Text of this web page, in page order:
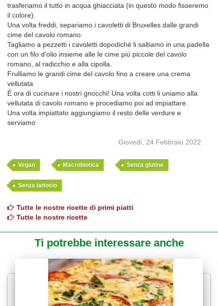
trasferiamo il tutto in acqua ghiacciata (in questo modo fisseremo
il colore).
Una volta freddi, separiamo i cavoletti di Bruxelles dalle grandi
cime del cavolo romano.
Tagliamo a pezzetti i cavoletti dopodiché li saltiamo in una padella
con un filo d’olio insieme alle le cime più piccole del cavolo
romano, al radicchio e alla cipolla.
Frulliamo le grandi cime del cavolo fino a creare una crema
vellutata
È ora di cucinare i nostri gnocchi! Una volta cotti li uniamo alla
vellutata di cavolo romano e procediamo poi ad impiattare.
Una volta impiattato aggiungiamo il resto delle verdure e
serviamo
Giovedì, 24 Febbraio 2022
Vegan Macrobiotica Senza glutine
Senza lattosio
Tutte le nostre ricette di primi piatti
Tutte le nostre ricette
Ti potrebbe interessare anche